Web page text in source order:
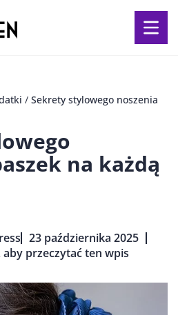
/ Sekrety stylowego noszenia
na każdą
23 października 2025
przeczytać ten wpis